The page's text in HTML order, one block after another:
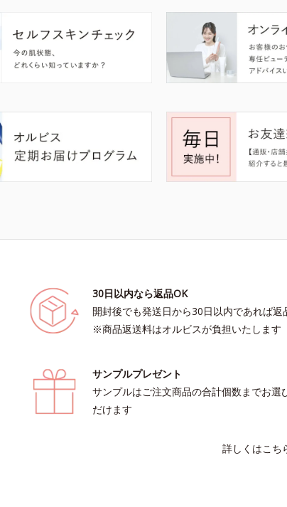
30日以内なら返品OK
開封後でも発送日から30日以内であれば返
※商品返送料はオルビスが負担いたします
サンプルプレゼント
サンプルはご注文商品の合計個数までお選
だけます
詳しくはこち